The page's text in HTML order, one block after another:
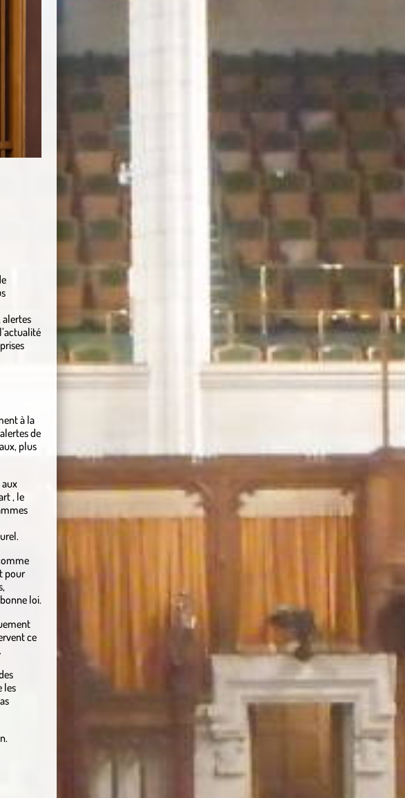
à la
de
plus
, le
pour
loi.
ce
les